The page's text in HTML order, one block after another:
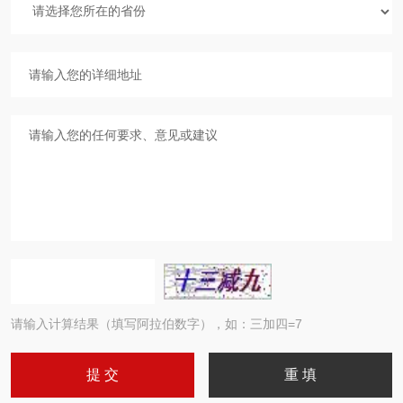
请输入计算结果（填写阿拉伯数字），如：三加四=7